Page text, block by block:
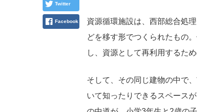
資源循環施設は、西部総合処
どを移す形でつくられたもの
し、資源として再利用するため
そして、その同じ建物の中で
いて知ったりできるスペース
Twitter
Facebook